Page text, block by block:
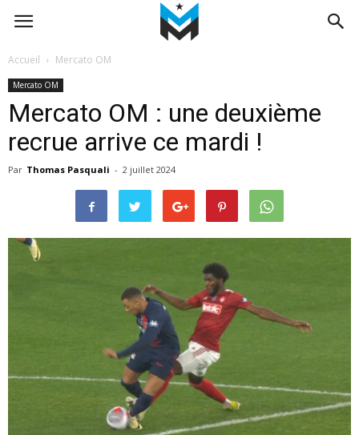
Accueil Mercato OM
Mercato OM
Mercato OM : une deuxième
recrue arrive ce mardi !
Par Thomas Pasquali - 2 juillet 2024